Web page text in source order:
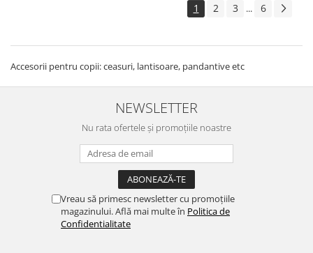
1 2 3 ... 6
Accesorii pentru copii: ceasuri, lantisoare, pandantive etc
NEWSLETTER
Nu rata ofertele și promoțiile noastre
Vreau să primesc newsletter cu promoțiile
magazinului. Află mai multe în Politica de
Confidentialitate